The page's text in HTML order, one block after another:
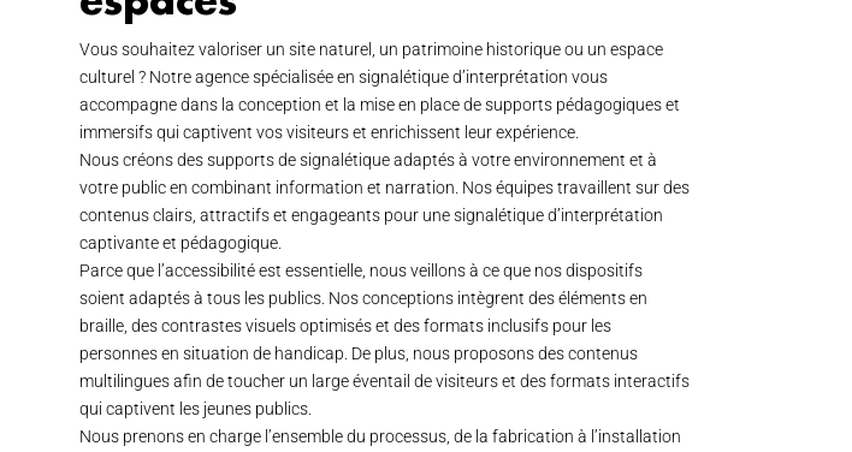
Vous souhaitez valoriser un site naturel, un patrimoine historique ou un espace
culturel ? Notre agence spécialisée en signalétique d’interprétation vous
accompagne dans la conception et la mise en place de supports pédagogiques et
immersifs qui captivent vos visiteurs et enrichissent leur expérience.
Nous créons des supports de signalétique adaptés à votre environnement et à
votre public en combinant information et narration. Nos équipes travaillent sur des
contenus clairs, attractifs et engageants pour une signalétique d’interprétation
captivante et pédagogique.
Parce que l’accessibilité est essentielle, nous veillons à ce que nos dispositifs
soient adaptés à tous les publics. Nos conceptions intègrent des éléments en
braille, des contrastes visuels optimisés et des formats inclusifs pour les
personnes en situation de handicap. De plus, nous proposons des contenus
multilingues afin de toucher un large éventail de visiteurs et des formats interactifs
qui captivent les jeunes publics.
Nous prenons en charge l’ensemble du processus, de la fabrication à l’installation